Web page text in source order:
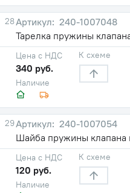
28
240-1007048
Тарелка пружины
Наличие
Цена с НДС
340 руб.
К схеме
29
240-1007054
Шайба пружины
Наличие
Цена с НДС
120 руб.
К схеме